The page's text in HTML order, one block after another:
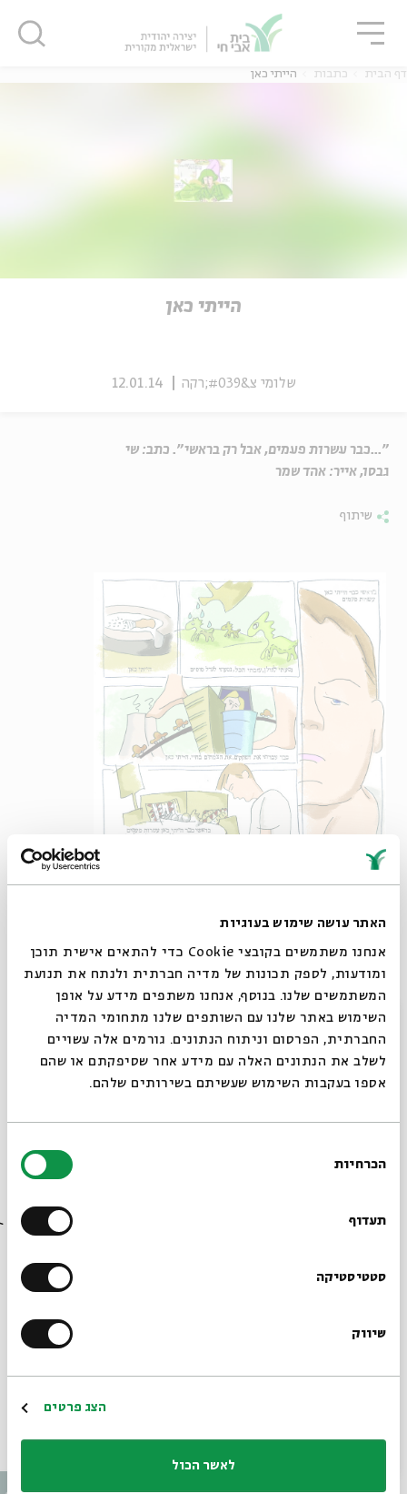
האתר עושה שימוש בעוגיות
אנחנו משתמשים בקובצי Cookie כדי להתאים אישית תוכן
ומודעות, לספק תכונות של מדיה חברתית ולנתח את תנועת
המשתמשים שלנו. בנוסף, אנחנו משתפים מידע על אופן
השימוש באתר שלנו עם השותפים שלנו מתחומי המדיה
החברתית, הפרסום וניתוח הנתונים. גורמים אלה עשויים
לשלב את הנתונים האלה עם מידע אחר שסיפקתם או שהם
אספו בעקבות השימוש שעשיתם בשירותים שלהם.
הסכמה
הכרחיות
תעדוף
סטטיסטיקה
שיווק
הצג פרטים
לאשר הכול
אנגלית
דף הבית כתבות הייתי כאן
הייתי כאן
שלומי צ&#039;רקה 12.01.14
"...כבר עשרות פעמים, אבל רק בראשי". כתב: שי
גבסו, אייר: אהד שמר
שיתוף
עוד בבית אבי חי
סגור
סגור